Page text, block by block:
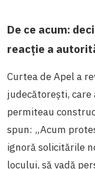
De ce acum:
reacție a
Curtea de Apel a
judecătorești,
permiteau
spun: „Acum
ignoră solicitările
locului, să vadă